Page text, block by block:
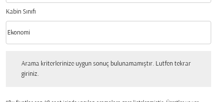
Kabin Sınıfı
Kabin Sınıfı option Ekonomi Selected
Ekonomi
keyboard_arrow_down
Arama kriterlerinize uygun sonuç bulunamamıştır. Lutfen tekrar
giriniz.